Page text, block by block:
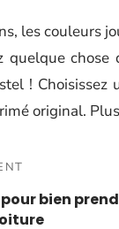
les couleurs
quelque
! Choisissez
original.
bien